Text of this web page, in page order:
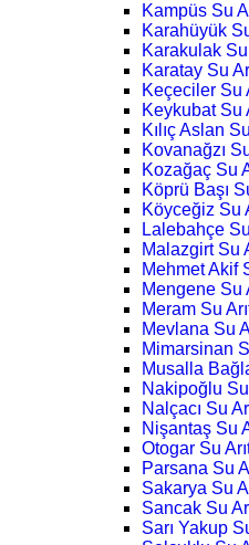
Kampüs Su
Karahüyük
Karakulak Su
Karatay Su
Keçeciler Su
Keykubat Su
Kılıç Aslan
Kovanağzı
Kozağaç Su
Köprü Başı
Köyceğiz Su
Lalebahçe
Malazgirt Su
Mehmet Akif
Mengene Su
Meram Su
Mevlana Su
Mimarsinan
Musalla
Nakipoğlu Su
Nalçacı Su
Nişantaş Su
Otogar Su
Parsana Su
Sakarya Su
Sancak Su
Sarı Yakup